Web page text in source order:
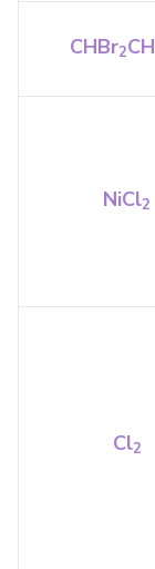
CHBr2
NiCl2
Cl2